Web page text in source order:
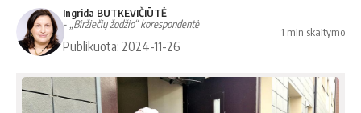
Ingrida BUTKEVIČIŪTĖ
- „Biržiečių žodžio“ korespondentė
Publikuota: 2024-11-26
1 min skaitymo